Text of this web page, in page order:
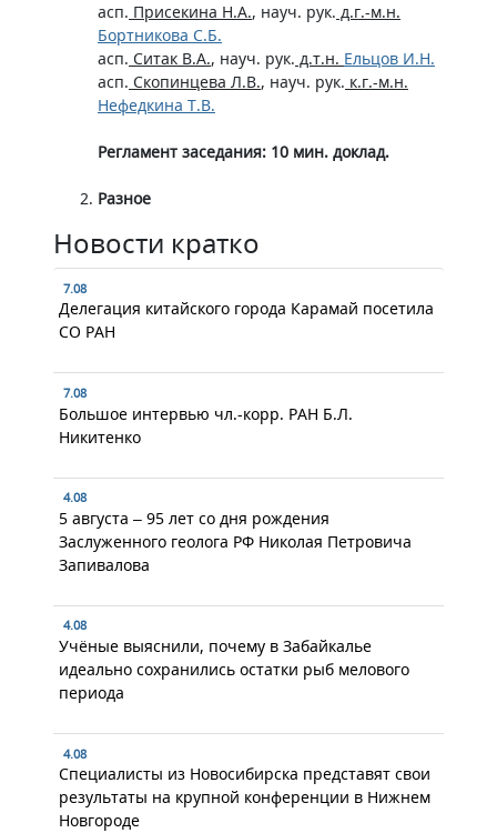
асп. Присекина Н.А., науч. рук. д.г.-м.н.
Бортникова С.Б.
асп. Ситак В.А., науч. рук. д.т.н. Ельцов И.Н.
асп. Скопинцева Л.В., науч. рук. к.г.-м.н.
Нефедкина Т.В.
Регламент заседания: 10 мин. доклад.
Разное
Новости кратко
7.08
Делегация китайского города Карамай посетила
СО РАН
7.08
Большое интервью чл.-корр. РАН Б.Л.
Никитенко
4.08
5 августа – 95 лет со дня рождения
Заслуженного геолога РФ Николая Петровича
Запивалова
4.08
Учёные выяснили, почему в Забайкалье
идеально сохранились остатки рыб мелового
периода
4.08
Специалисты из Новосибирска представят свои
результаты на крупной конференции в Нижнем
Новгороде